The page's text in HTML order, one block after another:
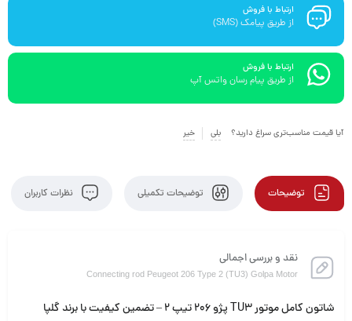
ارتباط با فروش
از طریق پیامک (SMS)
ارتباط با فروش
از طریق پیام رسان واتس آپ
آیا قیمت مناسب‌تری سراغ دارید؟ بلی خیر
توضیحات توضیحات تکمیلی نظرات کاربران
نقد و بررسی اجمالی
Connecting rod Peugeot 206 Type 2 (TU3) Golpa Motor
شاتون کامل موتور TU3 پژو 206 تیپ 2 – تضمین کیفیت با برند گلپا